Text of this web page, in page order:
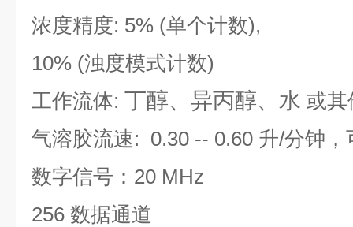
浓度精度: 5% (单个计数),
10% (浊度模式计数)
工作流体: 丁醇、异丙醇、水 或其
气溶胶流速: 0.30 -- 0.60 升/分钟，
数字信号：20 MHz
256 数据通道